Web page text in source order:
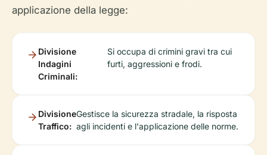
applicazione della legge:
Divisione
Indagini
Criminali:
Si occupa di crimini gravi tra cui
furti, aggressioni e frodi.
Divisione
Traffico:
Gestisce la sicurezza stradale, la risposta
agli incidenti e l'applicazione delle norme.